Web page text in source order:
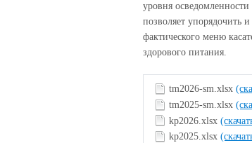
уровня
позволяет упорядочить
фактического меню
здорового питания.
tm2026-sm.xlsx
tm2025-sm.xlsx
kp2026.xlsx
kp2025.xlsx